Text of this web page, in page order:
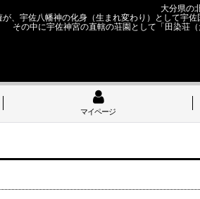
大分県の
が、宇佐八幡神の化身（生まれ変わり）として宇
その中に宇佐神宮の直轄の荘園として「田染荘
マイページ